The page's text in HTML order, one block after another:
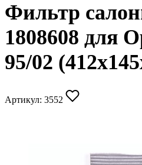
Фильтр
1808608 для
95/02
Артикул: 3552